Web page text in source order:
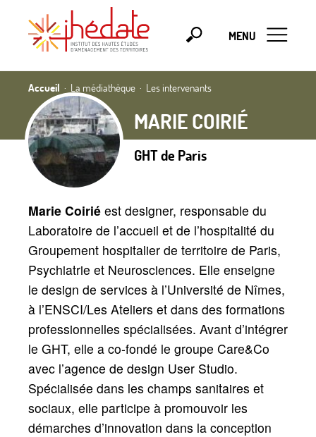
MENU
Accueil La médiathèque Les intervenants
MARIE COIRIÉ
GHT de Paris
Marie Coirié est designer, responsable du
Laboratoire de l’accueil et de l’hospitalité du
Groupement hospitalier de territoire de Paris,
Psychiatrie et Neurosciences. Elle enseigne
le design de services à l’Université de Nîmes,
à l’ENSCI/Les Ateliers et dans des formations
professionnelles spécialisées. Avant d’intégrer
le GHT, elle a co-fondé le groupe Care&Co
avec l’agence de design User Studio.
Spécialisée dans les champs sanitaires et
sociaux, elle participe à promouvoir les
démarches d’innovation dans la conception